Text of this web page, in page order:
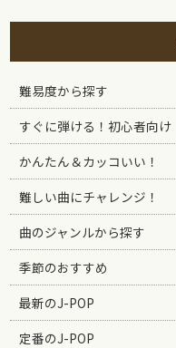
難易度から探す
すぐに弾ける！初心者向け
かんたん＆カッコいい！
難しい曲にチャレンジ！
曲のジャンルから探す
季節のおすすめ
最新のJ-POP
定番のJ-POP